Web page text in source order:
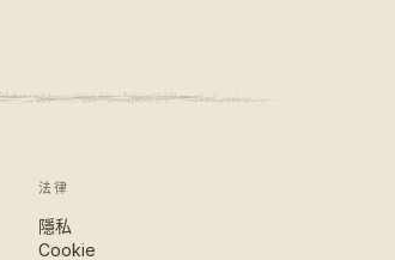
法律
隱私
Cookie